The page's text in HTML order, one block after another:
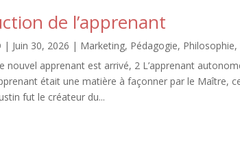
de l’apprenant
| Juin 30, 2026 | Marketing, Pédagogie, Philosophie,
nouvel apprenant est arrivé, 2 L’apprenant
était une matière à façonner par le Maître,
fut le créateur du...